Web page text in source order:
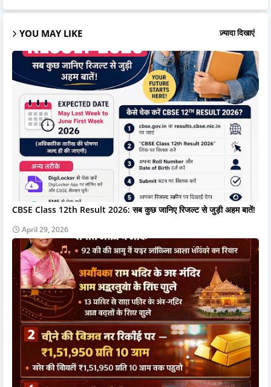
YOU MAY LIKE ज़्यादा दिखाएं
CBSE Class 12th Result 2026: सब कुछ जानिए रिजल्ट से जुड़ी अहम बातें!
April 29, 2026